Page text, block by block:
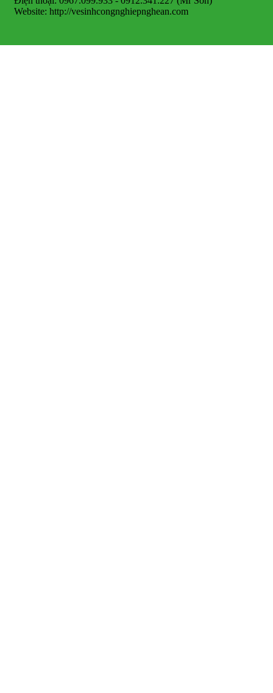
Website: http://vesinhcongnghiepnghean.com